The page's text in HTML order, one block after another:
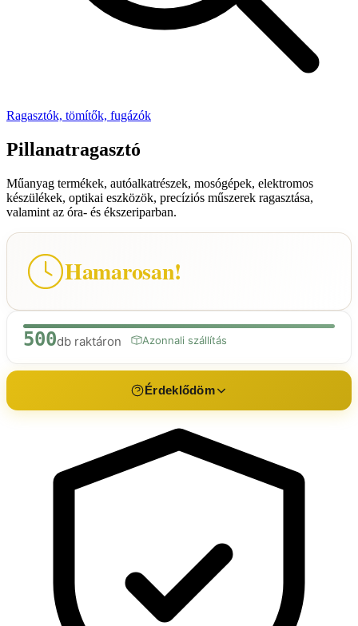
Ragasztók, tömítők, fugázók
Pillanatragasztó
Műanyag termékek, autóalkatrészek, mosógépek, elektromos
készülékek, optikai eszközök, precíziós műszerek ragasztása,
valamint az óra- és ékszeriparban.
Hamarosan!
500db raktáron Azonnali szállítás
Érdeklődöm
Érdeklődés a termékről
Pillanatragasztó
Név *
Telefon